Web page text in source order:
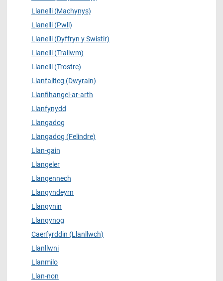
Llanelli (Machynys)
Llanelli (Pwll)
Llanelli (Dyffryn y Swistir)
Llanelli (Trallwm)
Llanelli (Trostre)
Llanfallteg (Dwyrain)
Llanfihangel-ar-arth
Llanfynydd
Llangadog
Llangadog (Felindre)
Llan-gain
Llangeler
Llangennech
Llangyndeyrn
Llangynin
Llangynog
Caerfyrddin (Llanllwch)
Llanllwni
Llanmilo
Llan-non